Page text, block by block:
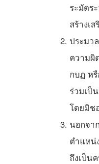
ระมัดร
สร้างเ
ประมว
ความผิ
กบฏ ห
ร่วมเป็
โดยมิช
นอกจา
ตำแหน่
ถึงเป็น